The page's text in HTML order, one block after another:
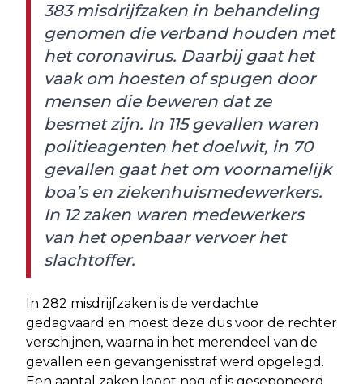
383 misdrijfzaken in behandeling
genomen die verband houden met
het coronavirus. Daarbij gaat het
vaak om hoesten of spugen door
mensen die beweren dat ze
besmet zijn. In 115 gevallen waren
politieagenten het doelwit, in 70
gevallen gaat het om voornamelijk
boa’s en ziekenhuismedewerkers.
In 12 zaken waren medewerkers
van het openbaar vervoer het
slachtoffer.
In 282 misdrijfzaken is de verdachte
gedagvaard en moest deze dus voor de rechter
verschijnen, waarna in het merendeel van de
gevallen een gevangenisstraf werd opgelegd.